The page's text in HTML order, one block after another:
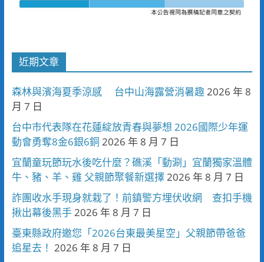
近期文章
森林與濱海夏季涼感 台中山海露營消暑趣 2026 年 8
月 7 日
台中市代表隊在花蓮綻放青春與夢想 2026國際少年運
動會勇奪8金6銀6銅 2026 年 8 月 7 日
宜蘭童玩節玩水後吃什麼？礁溪「動涮」宜蘭獨家溫體
牛、豬、羊、雞 父親節聚餐新選擇 2026 年 8 月 7 日
詐團收水手現身就栽了！前鎮警方埋伏收網 查扣手機
揪出幕後黑手 2026 年 8 月 7 日
臺東縣政府邀您「2026台東最美星空」父親節帶爸爸
追星去！ 2026 年 8 月 7 日